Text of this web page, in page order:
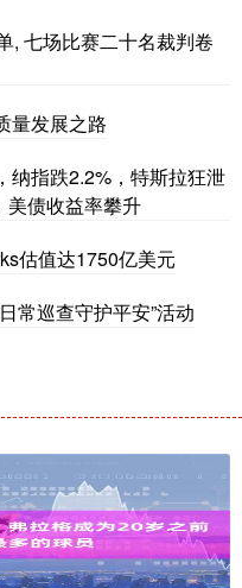
, 七场比赛二十名裁判卷
量发展之路
纳指跌2.2%，特斯拉狂泄
美债收益率攀升
估值达1750亿美元
常巡查守护平安”活动